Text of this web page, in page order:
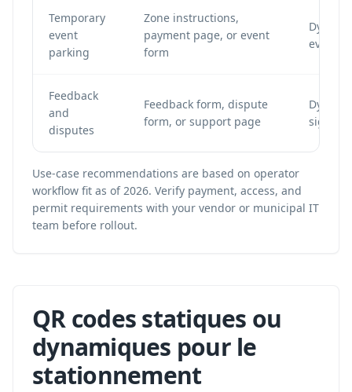
Temporary
event
parking
Zone instructions,
payment page, or event
form
event-
Feedback
and
disputes
Feedback form, dispute
form, or support page
signs
Use-case recommendations are based on operator
workflow fit as of 2026. Verify payment, access, and
permit requirements with your vendor or municipal IT
team before rollout.
QR codes statiques ou
dynamiques pour le
stationnement